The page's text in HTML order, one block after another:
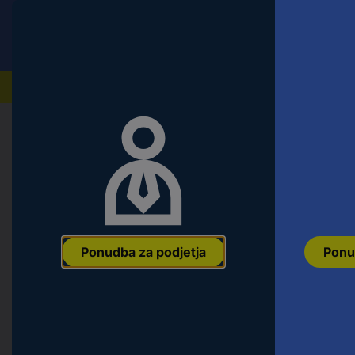
Ponudba za podjetja
Orodje & Delavnica
KS Tools 9131410 9131410
4042146166963 Koda proizvajalca:9131410 Št. izdelka: